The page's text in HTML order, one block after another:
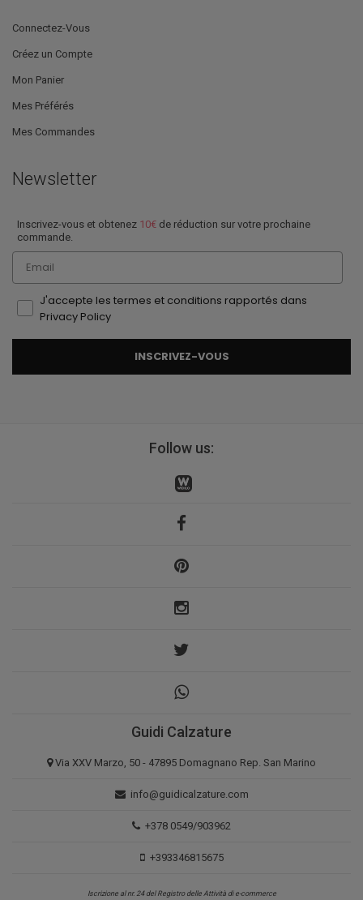
Connectez-Vous
Créez un Compte
Mon Panier
Mes Préférés
Mes Commandes
Newsletter
Inscrivez-vous et obtenez 10€ de réduction sur votre prochaine
commande.
Email
J'accepte les termes et conditions rapportés dans
Privacy Policy
INSCRIVEZ-VOUS
Follow us:
Guidi Calzature
Via XXV Marzo, 50 - 47895 Domagnano Rep. San Marino
info@guidicalzature.com
+378 0549/903962
+393346815675
Iscrizione al nr. 24 del Registro delle Attività di e-commerce